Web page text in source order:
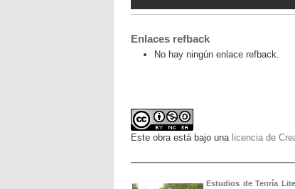
Enlaces refback
No hay ningún enlace refback.
Este obra está bajo una licencia de
Estudios de Teoría